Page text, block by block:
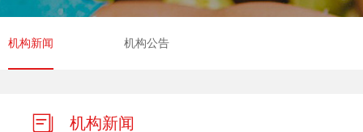
机构新闻 机构公告
机构新闻